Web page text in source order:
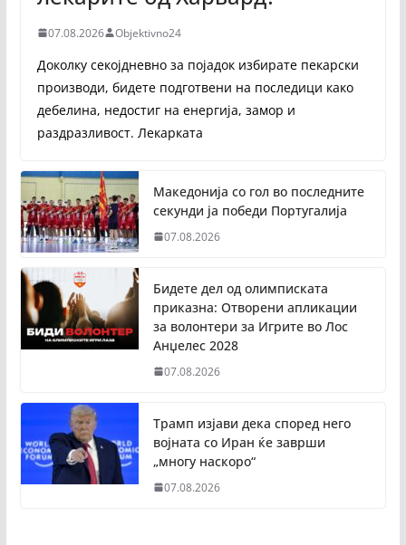
07.08.2026 Objektivno24
Доколку секојдневно за појадок избирате пекарски
производи, бидете подготвени на последици како
дебелина, недостиг на енергија, замор и
раздразливост. Лекарката
Македонија со гол во последните
секунди ја победи Португалија
07.08.2026
Бидете дел од олимписката
приказна: Отворени апликации
за волонтери за Игрите во Лос
Анџелес 2028
07.08.2026
Трамп изјави дека според него
војната со Иран ќе заврши
„многу наскоро“
07.08.2026